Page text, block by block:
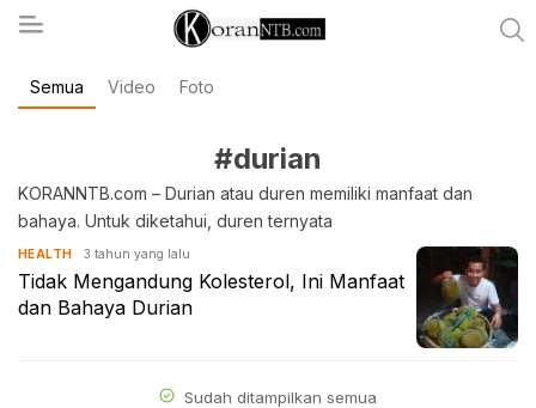
koranntb.com
Semua Video Foto
#durian
KORANNTB.com – Durian atau duren memiliki manfaat dan
bahaya. Untuk diketahui, duren ternyata
HEALTH 3 tahun yang lalu
Tidak Mengandung Kolesterol, Ini Manfaat
dan Bahaya Durian
Sudah ditampilkan semua